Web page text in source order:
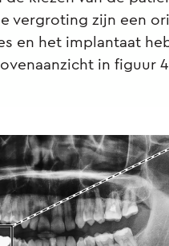
vergroting zijn een
en het implantaat
in figuur